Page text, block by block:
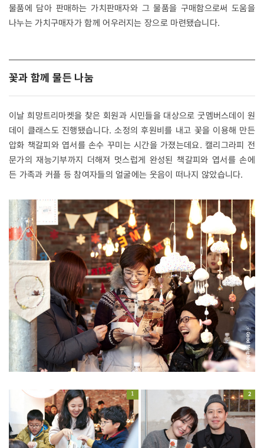
물품에 담아 판매하는 가치판매자와 그 물품을 구매함으로써 도움을
나누는 가치구매자가 함께 어우러지는 장으로 마련됐습니다.
꽃과 함께 물든 나눔
이날 희망트리마켓을 찾은 회원과 시민들을 대상으로 굿멤버스데이 원
데이 클래스도 진행됐습니다. 소정의 후원비를 내고 꽃을 이용해 만든
압화 책갈피와 엽서를 손수 꾸미는 시간을 가졌는데요. 캘리그라피 전
문가의 재능기부까지 더해져 멋스럽게 완성된 책갈피와 엽서를 손에
든 가족과 커플 등 참여자들의 얼굴에는 웃음이 떠나지 않았습니다.